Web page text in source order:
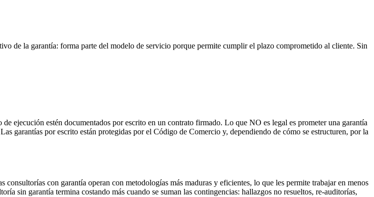
de la garantía: forma parte del modelo de servicio porque permite cumplir el plazo comprometido al cliente. Sin
ejecución estén documentados por escrito en un contrato firmado. Lo que NO es legal es prometer una garantía
garantías por escrito están protegidas por el Código de Comercio y, dependiendo de cómo se estructuren, por la
con garantía operan con metodologías más maduras y eficientes, lo que les permite trabajar en menos
sin garantía termina costando más cuando se suman las contingencias: hallazgos no resueltos, re-auditorías,